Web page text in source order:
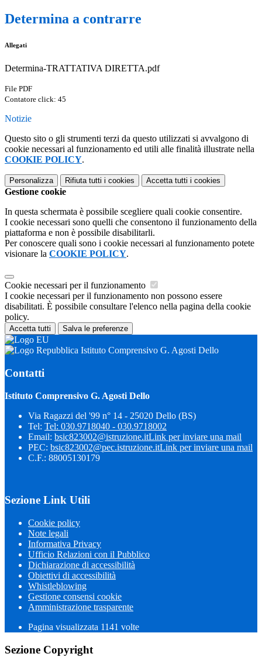
Determina a contrarre
Allegati
Determina-TRATTATIVA DIRETTA.pdf
File PDF
Contatore click: 45
Notizie
Questo sito o gli strumenti terzi da questo utilizzati si avvalgono di
cookie necessari al funzionamento ed utili alle finalità illustrate nella
COOKIE POLICY.
Personalizza Rifiuta tutti i cookies Accetta tutti i cookies
Gestione cookie
In questa schermata è possibile scegliere quali cookie consentire.
I cookie necessari sono quelli che consentono il funzionamento della
piattaforma e non è possibile disabilitarli.
Per conoscere quali sono i cookie necessari al funzionamento potete
visionare la COOKIE POLICY.
Cookie necessari per il funzionamento
I cookie necessari per il funzionamento non possono essere
disabilitati. È possibile consultare l'elenco nella pagina della cookie
policy.
Accetta tutti Salva le preferenze
Istituto Comprensivo G. Agosti Dello
Contatti
Istituto Comprensivo G. Agosti Dello
Via Ragazzi del '99 n° 14 - 25020 Dello (BS)
Tel: Tel: 030.9718040 - 030.9718002
Email: bsic823002@istruzione.itLink per inviare una mail
PEC: bsic823002@pec.istruzione.itLink per inviare una mail
C.F.: 88005130179
Sezione Link Utili
Cookie policy
Note legali
Informativa Privacy
Ufficio Relazioni con il Pubblico
Dichiarazione di accessibilità
Obiettivi di accessibilità
Whistleblowing
Gestione consensi cookie
Amministrazione trasparente
Pagina visualizzata 1141 volte
Sezione Copyright